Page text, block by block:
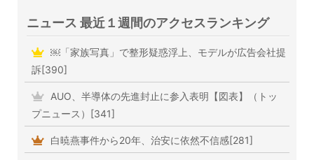
ニュース 最近１週間のアクセスランキング
￼「家族写真」で整形疑惑浮上、モデルが広告会社提
訴[390]
AUO、半導体の先進封止に参入表明【図表】（トッ
プニュース）[341]
白暁燕事件から20年、治安に依然不信感[281]